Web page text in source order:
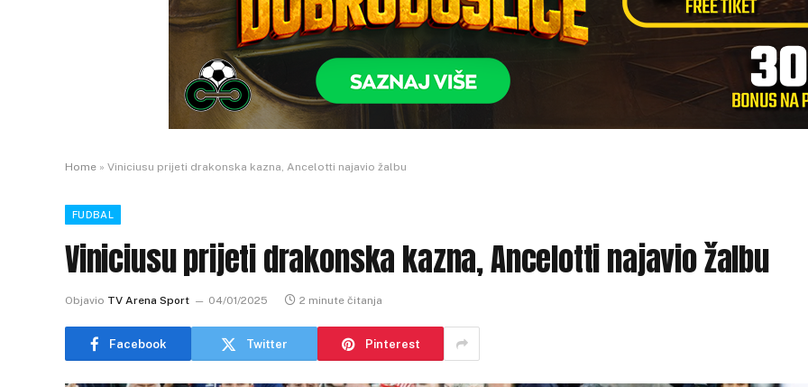
Home » Viniciusu prijeti drakonska kazna, Ancelotti najavio žalbu
FUDBAL
Viniciusu prijeti drakonska kazna, Ancelotti najavio žalbu
Objavio TV Arena Sport 04/01/2025 2 minute čitanja
Facebook Twitter Pinterest